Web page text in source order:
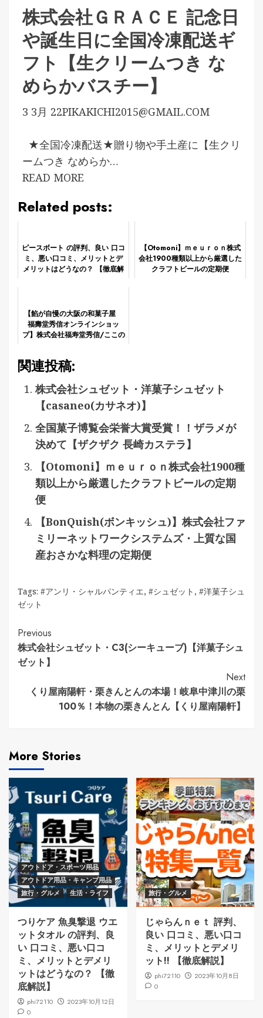
株式会社ＧＲＡＣＥ 記念日
や誕生日に全国冷凍配送ギ
フト【生クリームつき な
めらかバスチー】
3 3月 22PIKAKICHI2015@GMAIL.COM
★全国冷凍配送★贈り物や手土産に【生クリ
ームつき なめらか…
READ MORE
Related posts:
ピースボート の評判、良い 口コ
ミ、悪い口コミ、メリットとデ
メリットはどうなの？ 【徹底解
【Otomoni】ｍｅｕｒｏｎ株式
会社1900種類以上から厳選した
クラフトビールの定期便
【餡が自慢の大阪の和菓子屋
福壽堂秀信オンラインショッ
プ】株式会社福寿堂秀信/ここの
関連投稿:
株式会社シュゼット・洋菓子シュゼット
【casaneo(カサネオ)】
全国菓子博覧会栄誉大賞受賞！！ザラメが
決めて【ザクザク 長崎カステラ】
【Otomoni】ｍｅｕｒｏｎ株式会社1900種
類以上から厳選したクラフトビールの定期
便
【BonQuish(ボンキッシュ)】株式会社ファ
ミリーネットワークシステムズ・上質な国
産おさかな料理の定期便
Tags: #アンリ・シャルパンティエ, #シュゼット , #洋菓子シュ
ゼット
Continue
Reading
Previous
株式会社シュゼット・C3(シーキューブ)【洋菓子シュ
ゼット】
Next
くり屋南陽軒・栗きんとんの本場！岐阜中津川の栗
100％！本物の栗きんとん【くり屋南陽軒】
More Stories
アウトドア・スポーツ用品
アウトドア用品・キャンプ用品
旅行・グルメ
生活・ライフ
つりケア 魚臭撃退 ウエ
ットタオル の評判、良
い 口コミ、悪い口コ
ミ、メリットとデメリ
ットはどうなの？ 【徹
底解説】
phi72110
2023年10月12日
0
旅行・グルメ
じゃらんｎｅｔ 評判、
良い 口コミ、悪い口コ
ミ、メリットとデメリ
ット!! 【徹底解説】
phi72110
2023年10月8日
0